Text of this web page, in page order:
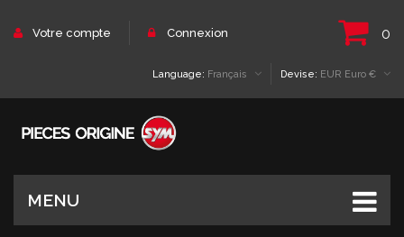
Votre compte Connexion 0
Devise: EUR Euro €
Language: Français
MENU